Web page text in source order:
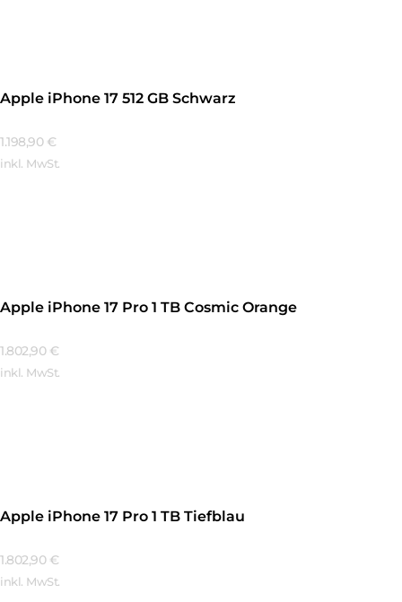
Apple iPhone 17 512 GB Schwarz
1.198,90 €
inkl. MwSt.
Apple iPhone 17 Pro 1 TB Cosmic Orange
1.802,90 €
inkl. MwSt.
Apple iPhone 17 Pro 1 TB Tiefblau
1.802,90 €
inkl. MwSt.